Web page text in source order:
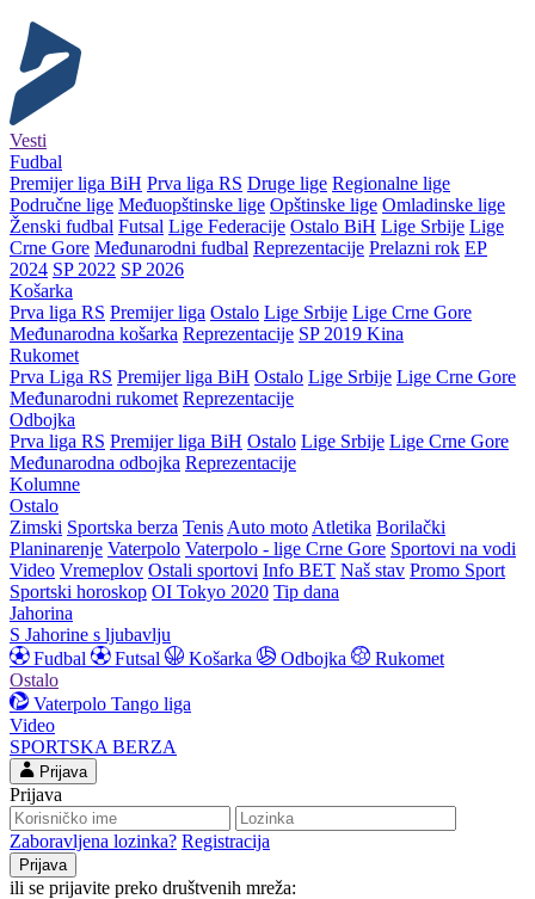
Vesti
Fudbal
Premijer liga BiH Prva liga RS Druge lige Regionalne lige
Područne lige Međuopštinske lige Opštinske lige Omladinske lige
Ženski fudbal Futsal Lige Federacije Ostalo BiH Lige Srbije Lige
Crne Gore Međunarodni fudbal Reprezentacije Prelazni rok EP
2024 SP 2022 SP 2026
Košarka
Prva liga RS Premijer liga Ostalo Lige Srbije Lige Crne Gore
Međunarodna košarka Reprezentacije SP 2019 Kina
Rukomet
Prva Liga RS Premijer liga BiH Ostalo Lige Srbije Lige Crne Gore
Međunarodni rukomet Reprezentacije
Odbojka
Prva liga RS Premijer liga BiH Ostalo Lige Srbije Lige Crne Gore
Međunarodna odbojka Reprezentacije
Kolumne
Ostalo
Zimski Sportska berza Tenis Auto moto Atletika Borilački
Planinarenje Vaterpolo Vaterpolo - lige Crne Gore Sportovi na vodi
Video Vremeplov Ostali sportovi Info BET Naš stav Promo Sport
Sportski horoskop OI Tokyo 2020 Tip dana
Jahorina
S Jahorine s ljubavlju
Fudbal
Futsal Košarka Odbojka
Rukomet
Ostalo
Vaterpolo Tango liga
Video
SPORTSKA BERZA
Prijava
Prijava
Zaboravljena lozinka? Registracija
ili se prijavite preko društvenih mreža: